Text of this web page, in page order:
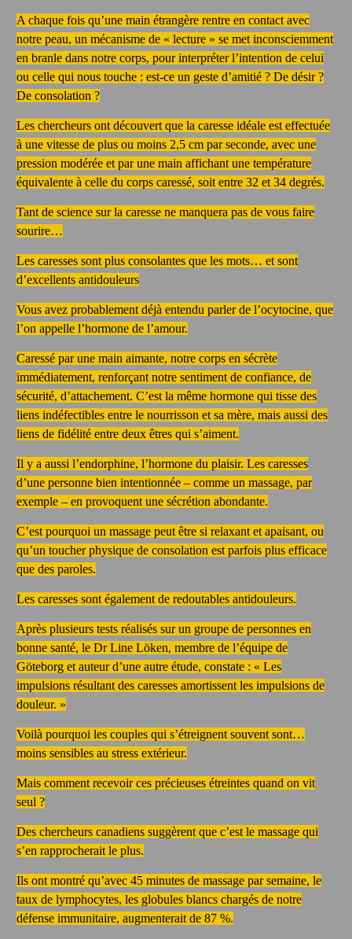
A chaque fois qu’une main étrangère rentre en contact avec
notre peau, un mécanisme de « lecture » se met inconsciemment
en branle dans notre corps, pour interpréter l’intention de celui
ou celle qui nous touche : est-ce un geste d’amitié ? De désir ?
De consolation ?
Les chercheurs ont découvert que la caresse idéale est effectuée
à une vitesse de plus ou moins 2,5 cm par seconde, avec une
pression modérée et par une main affichant une température
équivalente à celle du corps caressé, soit entre 32 et 34 degrés.
Tant de science sur la caresse ne manquera pas de vous faire
sourire…
Les caresses sont plus consolantes que les mots… et sont
d’excellents antidouleurs
Vous avez probablement déjà entendu parler de l’ocytocine, que
l’on appelle l’hormone de l’amour.
Caressé par une main aimante, notre corps en sécrète
immédiatement, renforçant notre sentiment de confiance, de
sécurité, d’attachement. C’est la même hormone qui tisse des
liens indéfectibles entre le nourrisson et sa mère, mais aussi des
liens de fidélité entre deux êtres qui s’aiment.
Il y a aussi l’endorphine, l’hormone du plaisir. Les caresses
d’une personne bien intentionnée – comme un massage, par
exemple – en provoquent une sécrétion abondante.
C’est pourquoi un massage peut être si relaxant et apaisant, ou
qu’un toucher physique de consolation est parfois plus efficace
que des paroles.
Les caresses sont également de redoutables antidouleurs.
Après plusieurs tests réalisés sur un groupe de personnes en
bonne santé, le Dr Line Löken, membre de l’équipe de
Göteborg et auteur d’une autre étude, constate : « Les
impulsions résultant des caresses amortissent les impulsions de
douleur. »
Voilà pourquoi les couples qui s’étreignent souvent sont…
moins sensibles au stress extérieur.
Mais comment recevoir ces précieuses étreintes quand on vit
seul ?
Des chercheurs canadiens suggèrent que c’est le massage qui
s’en rapprocherait le plus.
Ils ont montré qu’avec 45 minutes de massage par semaine, le
taux de lymphocytes, les globules blancs chargés de notre
défense immunitaire, augmenterait de 87 %.